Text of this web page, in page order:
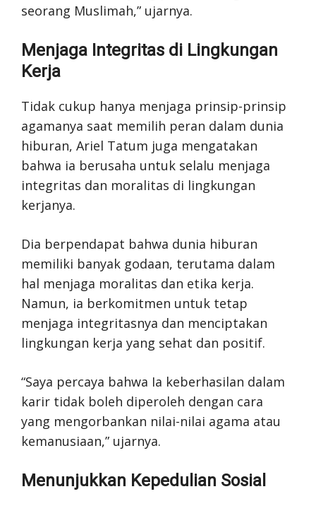
seorang Muslimah,” ujarnya.
Menjaga Integritas di Lingkungan
Kerja
Tidak cukup hanya menjaga prinsip-prinsip
agamanya saat memilih peran dalam dunia
hiburan, Ariel Tatum juga mengatakan
bahwa ia berusaha untuk selalu menjaga
integritas dan moralitas di lingkungan
kerjanya.
Dia berpendapat bahwa dunia hiburan
memiliki banyak godaan, terutama dalam
hal menjaga moralitas dan etika kerja.
Namun, ia berkomitmen untuk tetap
menjaga integritasnya dan menciptakan
lingkungan kerja yang sehat dan positif.
“Saya percaya bahwa Ia keberhasilan dalam
karir tidak boleh diperoleh dengan cara
yang mengorbankan nilai-nilai agama atau
kemanusiaan,” ujarnya.
Menunjukkan Kepedulian Sosial